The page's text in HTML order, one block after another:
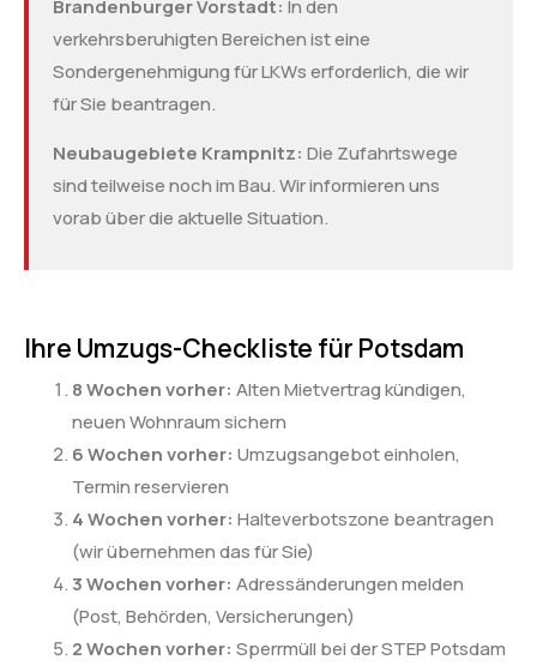
Brandenburger Vorstadt: In den
verkehrsberuhigten Bereichen ist eine
Sondergenehmigung für LKWs erforderlich, die wir
für Sie beantragen.
Neubaugebiete Krampnitz: Die Zufahrtswege
sind teilweise noch im Bau. Wir informieren uns
vorab über die aktuelle Situation.
Ihre Umzugs-Checkliste für Potsdam
8 Wochen vorher: Alten Mietvertrag kündigen,
neuen Wohnraum sichern
6 Wochen vorher: Umzugsangebot einholen,
Termin reservieren
4 Wochen vorher: Halteverbotszone beantragen
(wir übernehmen das für Sie)
3 Wochen vorher: Adressänderungen melden
(Post, Behörden, Versicherungen)
2 Wochen vorher: Sperrmüll bei der STEP Potsdam